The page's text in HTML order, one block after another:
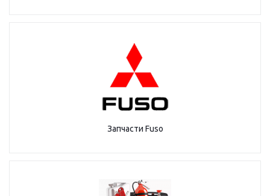
Запчасти Fuso